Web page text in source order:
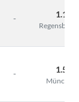
- 1.100
Regensburg
- 1.500
München